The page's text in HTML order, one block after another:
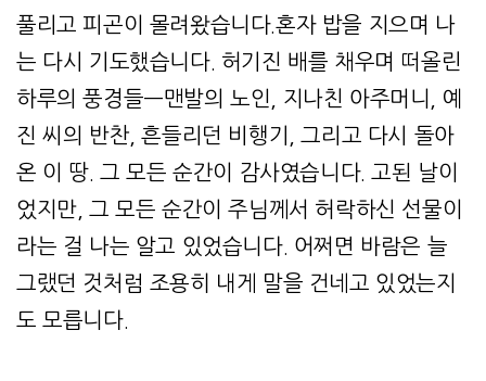
풀리고 피곤이 몰려왔습니다.혼자 밥을 지으며 나
는 다시 기도했습니다. 허기진 배를 채우며 떠올린
하루의 풍경들—맨발의 노인, 지나친 아주머니, 예
진 씨의 반찬, 흔들리던 비행기, 그리고 다시 돌아
온 이 땅. 그 모든 순간이 감사였습니다. 고된 날이
었지만, 그 모든 순간이 주님께서 허락하신 선물이
라는 걸 나는 알고 있었습니다. 어쩌면 바람은 늘
그랬던 것처럼 조용히 내게 말을 건네고 있었는지
도 모릅니다.